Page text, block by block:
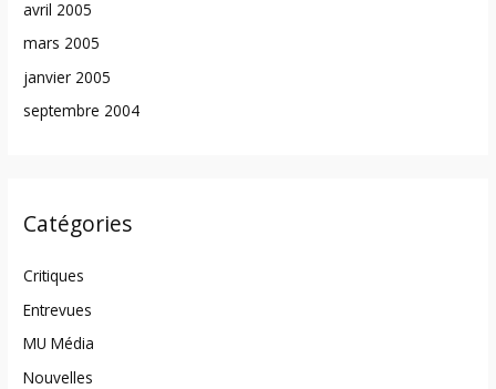
avril 2005
mars 2005
janvier 2005
septembre 2004
Catégories
Critiques
Entrevues
MU Média
Nouvelles